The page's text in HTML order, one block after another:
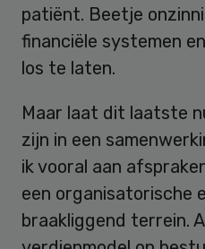
patiënt. Beetje
financiële systemen
los te laten.
Maar laat dit laatste
zijn in een
ik vooral aan
een organisatorische
braakliggend terrein.